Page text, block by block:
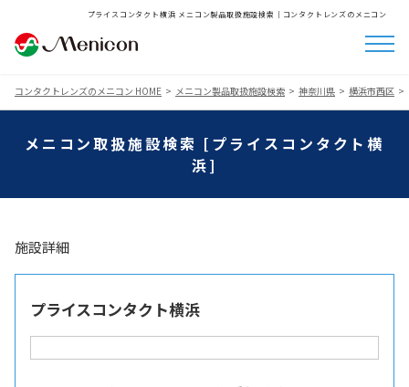
プライスコンタクト横浜 メニコン製品取扱施設検索│コンタクトレンズのメニコン
コンタクトレンズのメニコン HOME メニコン製品取扱施設検索 神奈川県 横浜市西区
メニコン取扱施設検索 [プライスコンタクト横
浜]
施設詳細
プライスコンタクト横浜